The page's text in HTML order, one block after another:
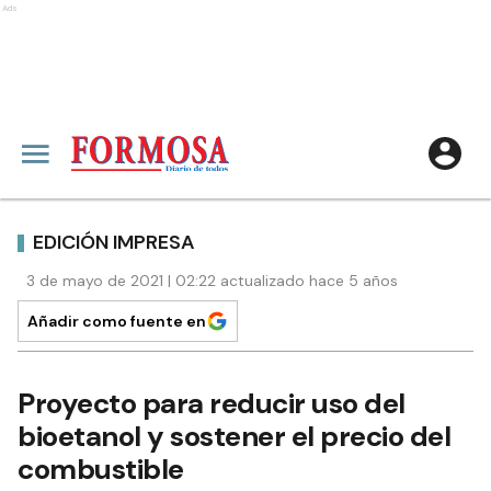
Ads
EDICIÓN IMPRESA
3 de mayo de 2021 | 02:22 actualizado hace 5 años
Añadir como fuente en
Proyecto para reducir uso del
bioetanol y sostener el precio del
combustible